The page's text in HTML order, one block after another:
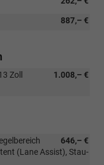
887,– €
1.008,– €
Zoll
646,– €
(Lane Assist), Stau-